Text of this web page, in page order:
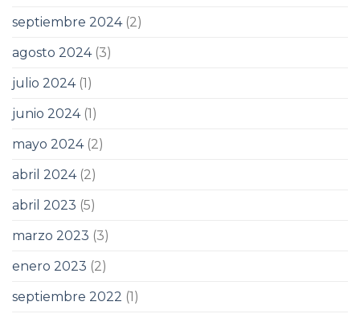
septiembre 2024(2)
agosto 2024(3)
julio 2024(1)
junio 2024(1)
mayo 2024(2)
abril 2024(2)
abril 2023 (5)
marzo 2023 (3)
enero 2023 (2)
septiembre 2022 (1)